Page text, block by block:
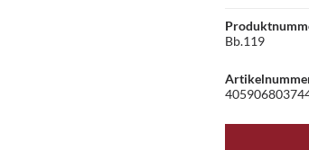
Bb.119